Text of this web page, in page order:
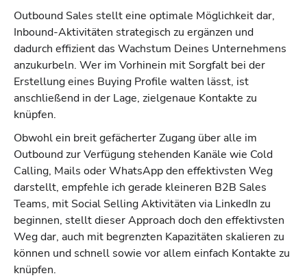
Outbound Sales stellt eine optimale Möglichkeit dar,
Inbound-Aktivitäten strategisch zu ergänzen und
dadurch effizient das Wachstum Deines Unternehmens
anzukurbeln. Wer im Vorhinein mit Sorgfalt bei der
Erstellung eines Buying Profile walten lässt, ist
anschließend in der Lage, zielgenaue Kontakte zu
knüpfen.
Obwohl ein breit gefächerter Zugang über alle im
Outbound zur Verfügung stehenden Kanäle wie Cold
Calling, Mails oder WhatsApp den effektivsten Weg
darstellt, empfehle ich gerade kleineren B2B Sales
Teams, mit Social Selling Aktivitäten via LinkedIn zu
beginnen, stellt dieser Approach doch den effektivsten
Weg dar, auch mit begrenzten Kapazitäten skalieren zu
können und schnell sowie vor allem einfach Kontakte zu
knüpfen.